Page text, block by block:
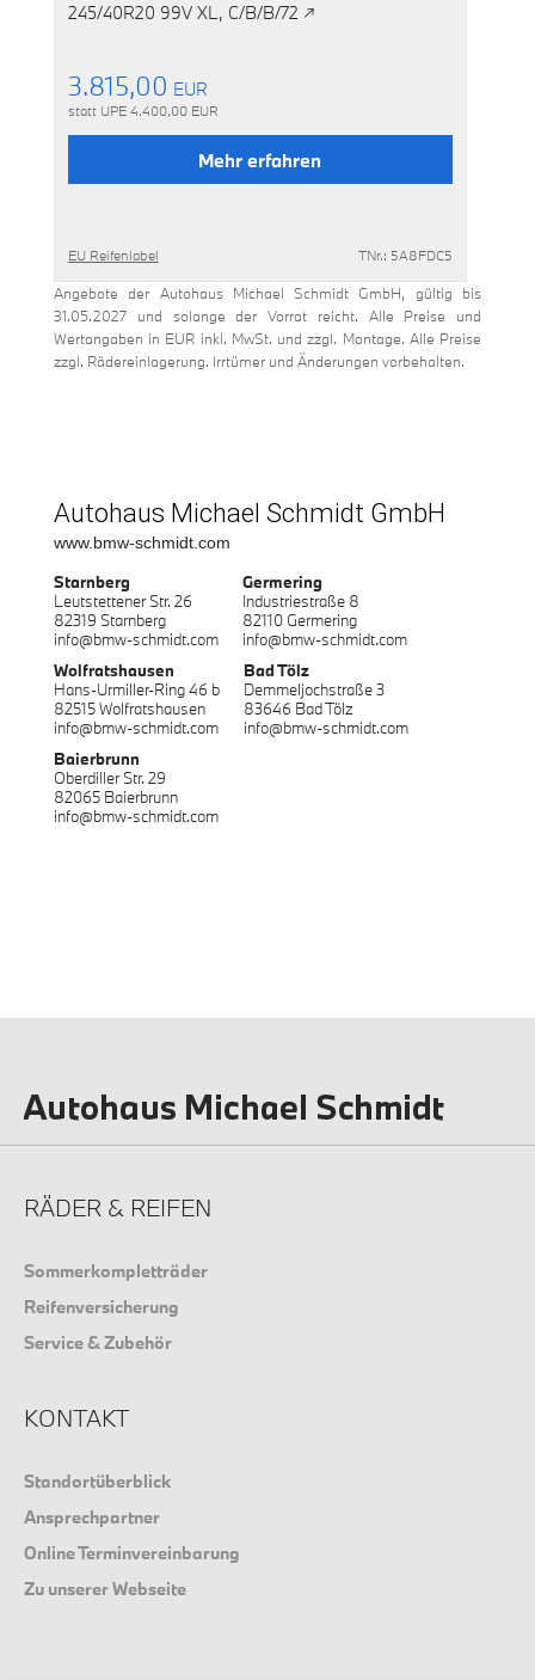
245/40R20 99V XL, C/B/B/72 ↗
3.815,00 EUR
statt UPE 4.400,00 EUR
Mehr erfahren
EU Reifenlabel TNr.: 5A8FDC5
Angebote der Autohaus Michael Schmidt GmbH, gültig bis
31.05.2027 und solange der Vorrat reicht. Alle Preise und
Wertangaben in EUR inkl. MwSt. und zzgl. Montage. Alle Preise
zzgl. Rädereinlagerung. Irrtümer und Änderungen vorbehalten.
Autohaus Michael Schmidt GmbH
www.bmw-schmidt.com
Starnberg
Leutstettener Str. 26
82319 Starnberg
info@bmw-schmidt.com
Germering
Industriestraße 8
82110 Germering
info@bmw-schmidt.com
Wolfratshausen
Hans-Urmiller-Ring 46 b
82515 Wolfratshausen
info@bmw-schmidt.com
Bad Tölz
Demmeljochstraße 3
83646 Bad Tölz
info@bmw-schmidt.com
Baierbrunn
Oberdiller Str. 29
82065 Baierbrunn
info@bmw-schmidt.com
RÄDER & REIFEN
Sommerkompletträder
Reifenversicherung
Service & Zubehör
KONTAKT
Standortüberblick
Ansprechpartner
Online Terminvereinbarung
Zu unserer Webseite